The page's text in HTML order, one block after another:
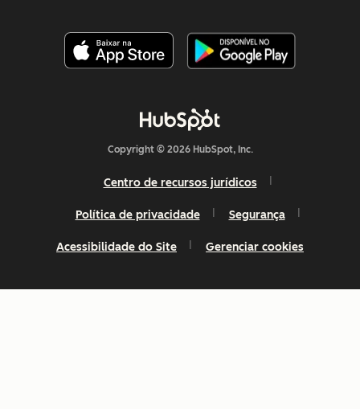
Copyright © 2026 HubSpot, Inc.
Centro de recursos jurídicos
Política de privacidade Segurança
Acessibilidade do Site Gerenciar cookies